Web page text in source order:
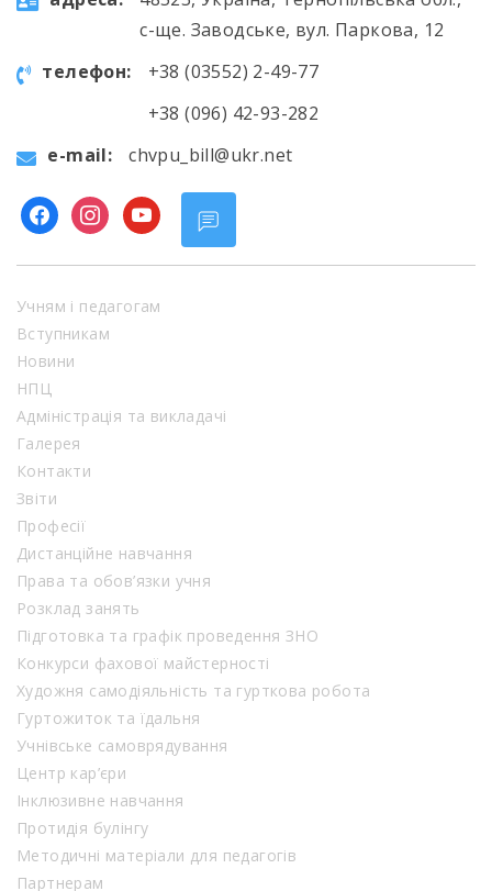
с-ще. Заводське, вул. Паркова, 12
телефон:
+38 (03552) 2-49-77
+38 (096) 42-93-282
e-mail:
chvpu_bill@ukr.net
facebookinstagram
youtube
Учням і педагогам
Вступникам
Новини
НПЦ
Адміністрація та викладачі
Галерея
Контакти
Звіти
Професії
Дистанційне навчання
Права та обов’язки учня
Розклад занять
Підготовка та графік проведення ЗНО
Конкурси фахової майстерності
Художня самодіяльність та гурткова робота
Гуртожиток та їдальня
Учнівське самоврядування
Центр кар’єри
Інклюзивне навчання
Протидія булінгу
Методичні матеріали для педагогів
Партнерам